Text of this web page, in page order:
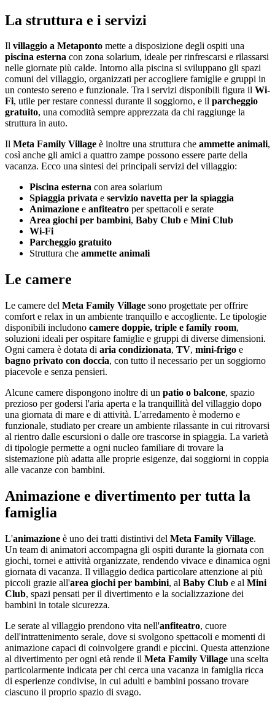
La struttura e i servizi
Il villaggio a Metaponto mette a disposizione degli ospiti una
piscina esterna con zona solarium, ideale per rinfrescarsi e rilassarsi
nelle giornate più calde. Intorno alla piscina si sviluppano gli spazi
comuni del villaggio, organizzati per accogliere famiglie e gruppi in
un contesto sereno e funzionale. Tra i servizi disponibili figura il Wi-
Fi, utile per restare connessi durante il soggiorno, e il parcheggio
gratuito, una comodità sempre apprezzata da chi raggiunge la
struttura in auto.
Il Meta Family Village è inoltre una struttura che ammette animali,
così anche gli amici a quattro zampe possono essere parte della
vacanza. Ecco una sintesi dei principali servizi del villaggio:
Piscina esterna con area solarium
Spiaggia privata e servizio navetta per la spiaggia
Animazione e anfiteatro per spettacoli e serate
Area giochi per bambini, Baby Club e Mini Club
Wi-Fi
Parcheggio gratuito
Struttura che ammette animali
Le camere
Le camere del Meta Family Village sono progettate per offrire
comfort e relax in un ambiente tranquillo e accogliente. Le tipologie
disponibili includono camere doppie, triple e family room,
soluzioni ideali per ospitare famiglie e gruppi di diverse dimensioni.
Ogni camera è dotata di aria condizionata, TV, mini-frigo e
bagno privato con doccia, con tutto il necessario per un soggiorno
piacevole e senza pensieri.
Alcune camere dispongono inoltre di un patio o balcone, spazio
prezioso per godersi l'aria aperta e la tranquillità del villaggio dopo
una giornata di mare e di attività. L'arredamento è moderno e
funzionale, studiato per creare un ambiente rilassante in cui ritrovarsi
al rientro dalle escursioni o dalle ore trascorse in spiaggia. La varietà
di tipologie permette a ogni nucleo familiare di trovare la
sistemazione più adatta alle proprie esigenze, dai soggiorni in coppia
alle vacanze con bambini.
Animazione e divertimento per tutta la
famiglia
L'animazione è uno dei tratti distintivi del Meta Family Village.
Un team di animatori accompagna gli ospiti durante la giornata con
giochi, tornei e attività organizzate, rendendo vivace e dinamica ogni
giornata di vacanza. Il villaggio dedica particolare attenzione ai più
piccoli grazie all'area giochi per bambini, al Baby Club e al Mini
Club, spazi pensati per il divertimento e la socializzazione dei
bambini in totale sicurezza.
Le serate al villaggio prendono vita nell'anfiteatro, cuore
dell'intrattenimento serale, dove si svolgono spettacoli e momenti di
animazione capaci di coinvolgere grandi e piccini. Questa attenzione
al divertimento per ogni età rende il Meta Family Village una scelta
particolarmente indicata per chi cerca una vacanza in famiglia ricca
di esperienze condivise, in cui adulti e bambini possano trovare
ciascuno il proprio spazio di svago.